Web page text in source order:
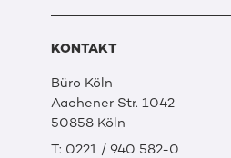
KONTAKT
Büro Köln
Aachener Str. 1042
50858 Köln
T: 0221 / 940 582-0